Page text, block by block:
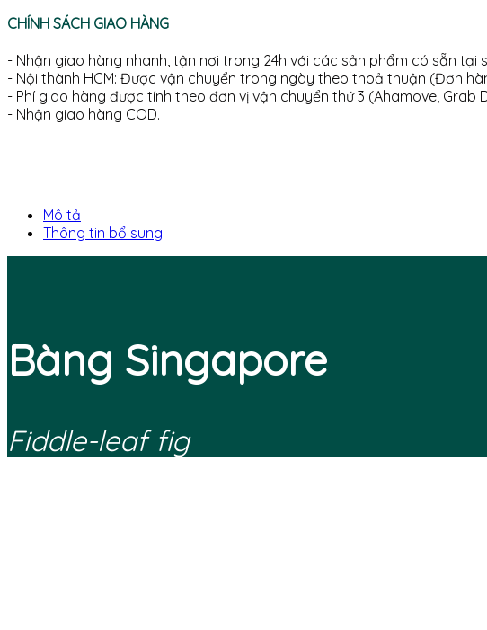
CHÍNH SÁCH GIAO HÀNG
- Nhận giao hàng nhanh, tận nơi trong 24h với các sản phẩm có sẵn tại
- Nội thành HCM: Được vận chuyển trong ngày theo thoả thuận (Đơn
- Phí giao hàng được tính theo đơn vị vận chuyển thứ 3 (Ahamove, Grab
- Nhận giao hàng COD.
Mô tả
Thông tin bổ sung
Bàng Singapore
Fiddle-leaf fig